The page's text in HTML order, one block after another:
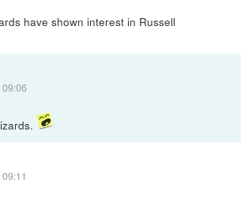
have shown interest in Russell